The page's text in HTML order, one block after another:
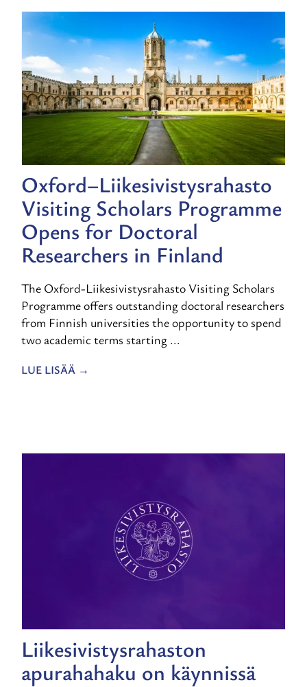
Oxford–Liikesivistysrahasto
Visiting Scholars Programme
Opens for Doctoral
Researchers in Finland
The Oxford-Liikesivistysrahasto Visiting Scholars
Programme offers outstanding doctoral researchers
from Finnish universities the opportunity to spend
two academic terms starting ...
LUE LISÄÄ
Liikesivistysrahaston
apurahahaku on käynnissä